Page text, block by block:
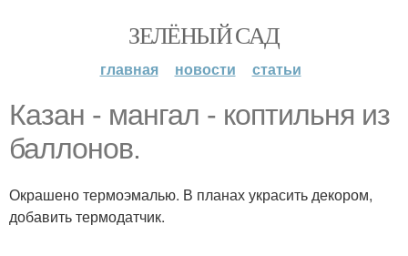
ЗЕЛЁНЫЙ САД
главная новости статьи
Казан - мангал - коптильня из
баллонов.
Окрашено термоэмалью. В планах украсить декором,
добавить термодатчик.